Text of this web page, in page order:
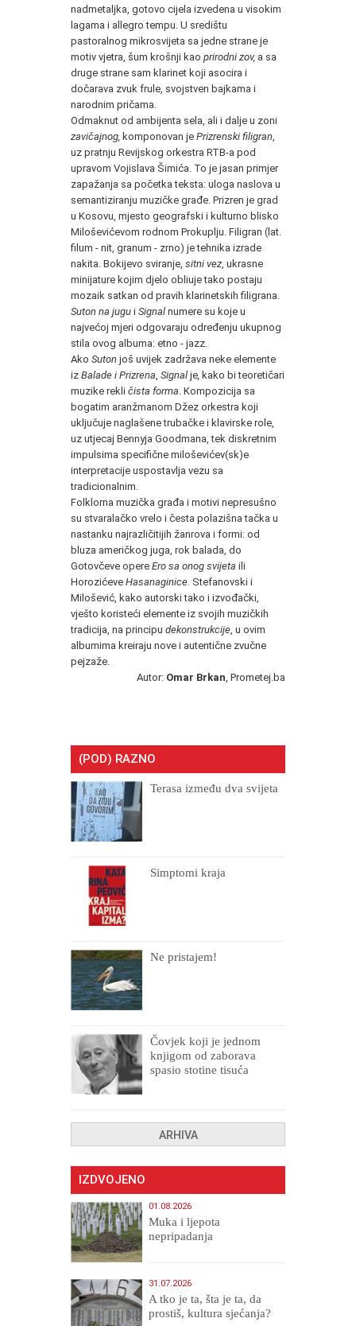
nadmetaljka, gotovo cijela izvedena u visokim
lagama i allegro tempu. U središtu
pastoralnog mikrosvijeta sa jedne strane je
motiv vjetra, šum krošnji kao prirodni zov, a sa
druge strane sam klarinet koji asocira i
dočarava zvuk frule, svojstven bajkama i
narodnim pričama.
Odmaknut od ambijenta sela, ali i dalje u zoni
zavičajnog, komponovan je Prizrenski filigran
uz pratnju Revijskog orkestra RTB-a pod
upravom Vojislava Šimića. To je jasan primjer
zapažanja sa početka teksta: uloga naslova u
semantiziranju muzičke građe. Prizren je grad
u Kosovu, mjesto geografski i kulturno blisko
Miloševićevom rodnom Prokuplju. Filigran (lat.
filum - nit, granum - zrno) je tehnika izrade
nakita. Bokijevo sviranje, sitni vez , ukrasne
minijature kojim djelo obliuje tako postaju
mozaik satkan od pravih klarinetskih filigrana.
Suton na jugu i Signal numere su koje u
najvećoj mjeri odgovaraju određenju ukupnog
stila ovog albuma: etno - jazz.
Ako Suton još uvijek zadržava neke elemente
iz Balade i Prizrena Signal je kako bi teoretičari
muzike rekli čista forma . Kompozicija sa
bogatim aranžmanom Džez orkestra koji
uključuje naglašene trubačke i klavirske role,
uz utjecaj Bennyja Goodmana, tek diskretnim
impulsima specifične miloševićev(sk)e
interpretacije uspostavlja vezu sa
tradicionalnim.
Folklorna muzička građa i motivi nepresušno
su stvaralačko vrelo i česta polazišna tačka u
nastanku najrazličitijih žanrova i formi: od
bluza američkog juga, rok balada, do
Gotovčeve opere Ero sa onog svijeta ili
Horozićeve Hasanaginice. Stefanovski i
Milošević, kako autorski tako i izvođački,
vješto koristeći elemente iz svojih muzičkih
tradicija, na principu dekonstrukcije , u ovim
albumima kreiraju nove i autentične zvučne
pejzaže.
Autor: Omar Brkan , Prometej.ba
(POD) RAZNO
Terasa između dva svijeta
Simptomi kraja
Ne pristajem!
Čovjek koji je jednom
knjigom od zaborava
spasio stotine tisuća
ARHIVA
IZDVOJENO
01.08.2026
Muka i ljepota
nepripadanja
31.07.2026
A tko je ta, šta je ta, da
prostiš, kultura sjećanja?